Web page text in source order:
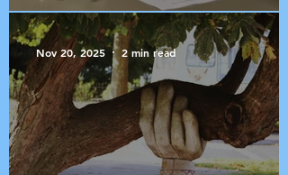
Nov 20, 2025 2 min read